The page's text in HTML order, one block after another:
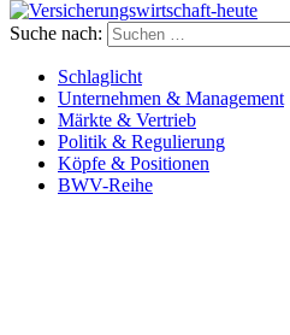
Versicherungswirtschaft-heute
Suche nach:
Schlaglicht
Unternehmen & Management
Märkte & Vertrieb
Politik & Regulierung
Köpfe & Positionen
BWV-Reihe